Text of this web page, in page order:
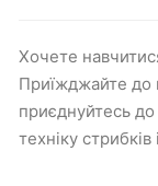
Хочете
Приїжджайте до
приєднуйтесь
техніку стрибків